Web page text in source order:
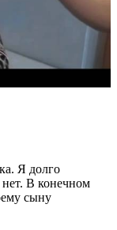
Я долго
нет. В конечном
сыну